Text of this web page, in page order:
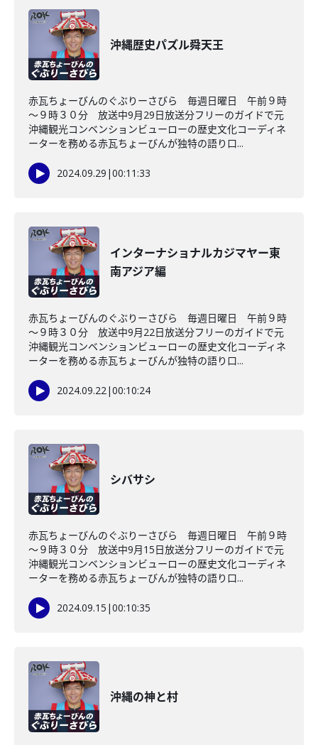
沖縄歴史パズル舜天王
赤瓦ちょーびんのぐぶりーさびら 毎週日曜日 午前９時
～９時３０分 放送中9月29日放送分フリーのガイドで元
沖縄観光コンベンションビューローの歴史文化コーディネ
ーターを務める赤瓦ちょーびんが独特の語り口...
2024.09.29 |00:11:33
インターナショナルカジマヤー東
南アジア編
赤瓦ちょーびんのぐぶりーさびら 毎週日曜日 午前９時
～９時３０分 放送中9月22日放送分フリーのガイドで元
沖縄観光コンベンションビューローの歴史文化コーディネ
ーターを務める赤瓦ちょーびんが独特の語り口...
2024.09.22|00:10:24
シバサシ
赤瓦ちょーびんのぐぶりーさびら 毎週日曜日 午前９時
～９時３０分 放送中9月15日放送分フリーのガイドで元
沖縄観光コンベンションビューローの歴史文化コーディネ
ーターを務める赤瓦ちょーびんが独特の語り口...
2024.09.15 |00:10:35
沖縄の神と村